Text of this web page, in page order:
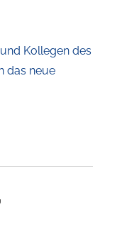
Kollegen des
das neue